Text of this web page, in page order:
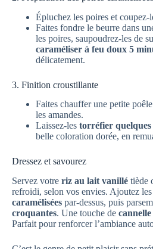
Épluchez les poires et coupez-
Faites fondre le beurre dans
les poires, saupoudrez-les de
caraméliser à feu doux 5
délicatement.
3. Finition croustillante
Faites chauffer une petite
les amandes.
Laissez-les torréfier quelques
belle coloration dorée, en
Dressez et savourez
Servez votre riz au lait vanillé tiède
refroidi, selon vos envies. Ajoutez les
caramélisées par-dessus, puis
croquantes. Une touche de cannelle
Parfait pour renforcer l’ambiance